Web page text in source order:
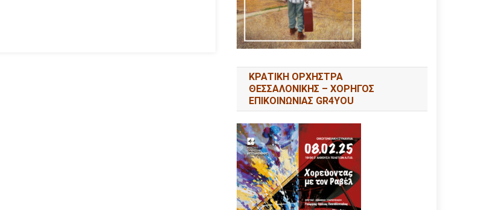
ΚΡΑΤΙΚΗ ΟΡΧΗΣΤΡΑ
ΘΕΣΣΑΛΟΝΙΚΗΣ – ΧΟΡΗΓΟΣ
ΕΠΙΚΟΙΝΩΝΙΑΣ GR4YOU